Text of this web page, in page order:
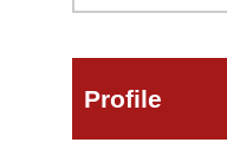
Profile